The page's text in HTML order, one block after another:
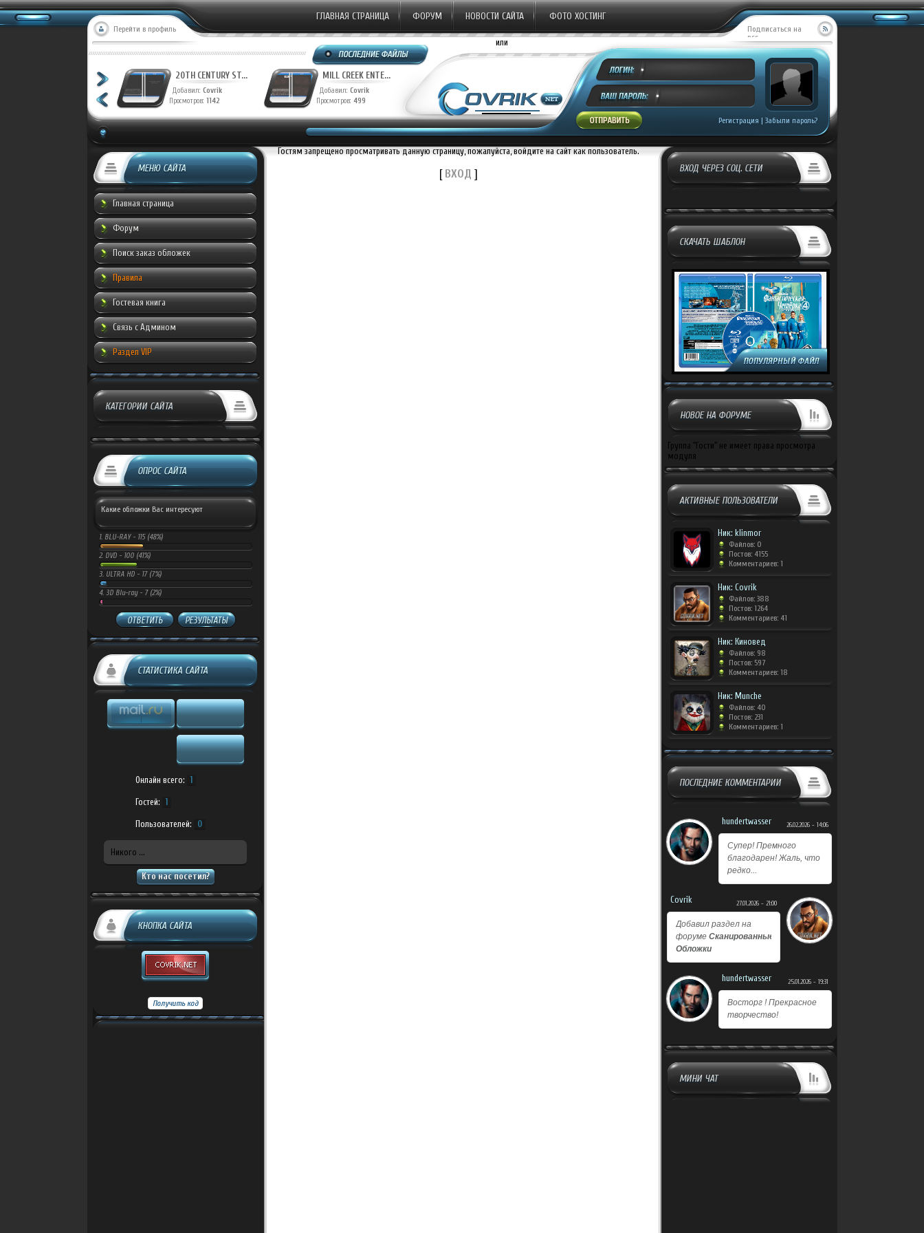
Перейти в профиль
ГЛАВНАЯ СТРАНИЦА ФОРУМ НОВОСТИ САЙТА ФОТО ХОСТИНГ
Подписаться на
RSS
20TH CENTURY ST... 20TH CENTURY ST...
Добавил: Covrik
Просмотров: 1142
MILL CREEK ENTE...
Добавил: Covrik
Просмотров: 499
Регистрация | Забыли пароль?
или
МЕНЮ САЙТА
Главная страница
Форум
Поиск заказ обложек
Правила
Гостевая книга
Связь с Админом
Раздел VIP
КАТЕГОРИИ САЙТА
ОПРОС САЙТА
Какие обложки Вас интересуют
1. BLU-RAY - 115 (48%)
2. DVD - 100 (41%)
3. ULTRA HD - 17 (7%)
4. 3D Blu-ray - 7 (2%)
ОТВЕТИТЬ РЕЗУЛЬТАТЫ
СТАТИСТИКА САЙТА
Онлайн всего: 1
Гостей: 1
Пользователей: 0
Никого ...
Кто нас посетил?
КНОПКА САЙТА
Гостям запрещено просматривать данную страницу, пожалуйста, войдите на сайт как пользователь.
[ВХОД ] ВХОД ЧЕРЕЗ СОЦ. СЕТИ
СКАЧАТЬ ШАБЛОН
НОВОЕ НА ФОРУМЕ
Группа "Гости" не имеет права просмотра
модуля
АКТИВНЫЕ ПОЛЬЗОВАТЕЛИ
Ник: klinmor
Файлов: 0
Постов: 4155
Комментариев: 1
Ник: Covrik
Файлов: 388
Постов: 1264
Комментариев: 41
Ник: Киновед
Файлов: 98
Постов: 597
Комментариев: 18
Ник: Munche
Файлов: 40
Постов: 231
Комментариев: 1
ПОСЛЕДНИЕ КОММЕНТАРИИ
hundertwasser 26.02.2026 - 14:06
Супер! Премного
благодарен! Жаль, что
редко...
Covrik 27.01.2026 - 21:00
Добавил раздел на
форуме Сканированные
Обложки
hundertwasser 25.01.2026 - 19:31
Восторг ! Прекрасное
творчество!
МИНИ ЧАТ